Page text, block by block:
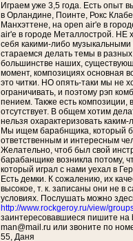
Играем уже 3,5 года. Есть опыт
в Орландине, Поинте, Рокс
Манхэттене, на open air'e в
air'e в городе Металлострой. НЕ
себя какими-либо
стараемся делать темы в
большинстве наших,
момент, композициях основная
это читки. НО опять-таки мы не
ограничивать, и поэтому рэп
пением. Также есть композиции,
отсутствует. В общем хотим
нельзя охарактеризовать
Мы ищем барабнщика, который
ответственным и интересным
Желательно, чтоб был свой
барабанщике возникла потому,
который играл с нами уехал в
Есть демки. К сожалению, их
высокое, т. к. записаны они не в
условиях. Послушать можно
http://www.rockgeroy.ru/view/
заинтересовавшиеся пишите на
man@mail.ru или звоните по
55, Даня